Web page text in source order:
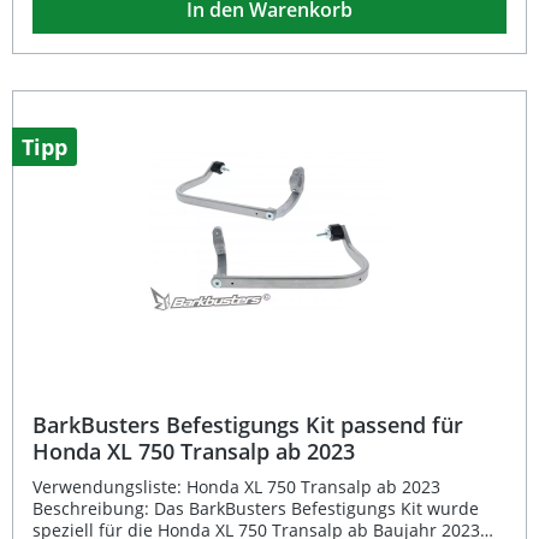
Kunststoffschutz kombiniert werden. Entwickelt und
produziert von Rideworx in Australien – einem
Unternehmen mit über 30 Jahren Erfahrung im
Aluminiumhalterung Stylische schwarze Oberfläche mit
Kunststoffschutz Einfache Montage – kein zusätzliches
Zubehör erforderlich Paarweise Lieferung, TÜV/ABE nicht
In den Warenkorb
Tipp
BarkBusters Befestigungs Kit passend für
Honda XL 750 Transalp ab 2023
Verwendungsliste: Honda XL 750 Transalp ab 2023
Beschreibung: Das BarkBusters Befestigungs Kit wurde
speziell für die Honda XL 750 Transalp ab Baujahr 2023